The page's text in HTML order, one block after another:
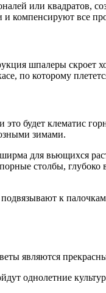
или квадратов,
и компенсируют все
шпалеры скроет
по которому
будет клематис
зимами.
для вьющихся
столбы, глубоко
к
являются
однолетние